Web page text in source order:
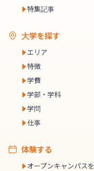
特集記事
大学を探す
エリア
特徴
学費
学部・学科
学問
仕事
体験する
オープンキャンパス